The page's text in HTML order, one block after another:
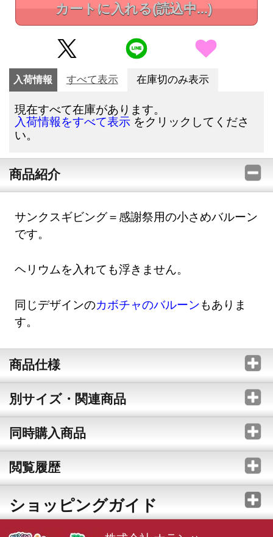
カートに入れる(読込中...)
入荷情報 すべて表示 在庫切のみ表示
現在すべて在庫があります。
入荷情報をすべて表示 をクリックしてくださ
い。
商品紹介
サンクスギビング＝感謝祭用の小さめバルーン
です。
ヘリウムを入れても浮きません。
同じデザインのカボチャのバルーンもありま
す。
商品仕様
別サイズ・関連商品
同時購入商品
閲覧履歴
ショッピングガイド